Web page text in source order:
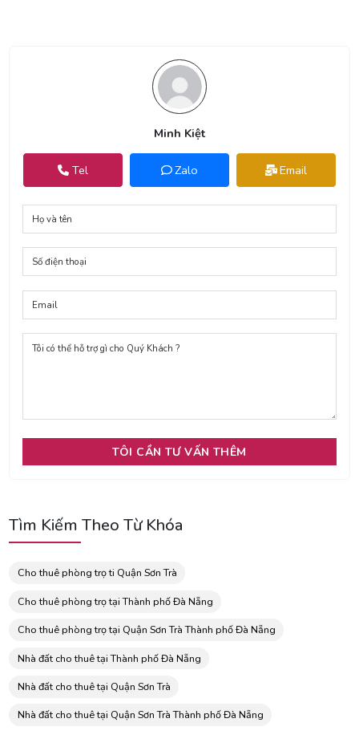
Minh Kiệt
Tel Zalo Email
Tìm Kiếm Theo Từ Khóa
Cho thuê phòng trọ ti Quận Sơn Trà
Cho thuê phòng trọ tại Thành phố Đà Nẵng
Cho thuê phòng trọ tại Quận Sơn Trà Thành phố Đà Nẵng
Nhà đất cho thuê tại Thành phố Đà Nẵng
Nhà đất cho thuê tại Quận Sơn Trà
Nhà đất cho thuê tại Quận Sơn Trà Thành phố Đà Nẵng